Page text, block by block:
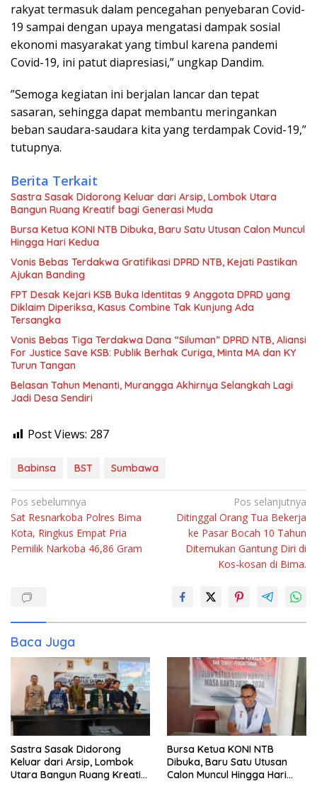
rakyat termasuk dalam pencegahan penyebaran Covid-
19 sampai dengan upaya mengatasi dampak sosial
ekonomi masyarakat yang timbul karena pandemi
Covid-19, ini patut diapresiasi,” ungkap Dandim.
”Semoga kegiatan ini berjalan lancar dan tepat
sasaran, sehingga dapat membantu meringankan
beban saudara-saudara kita yang terdampak Covid-19,”
tutupnya.
Berita Terkait
Sastra Sasak Didorong Keluar dari Arsip, Lombok Utara
Bangun Ruang Kreatif bagi Generasi Muda
Bursa Ketua KONI NTB Dibuka, Baru Satu Utusan Calon Muncul
Hingga Hari Kedua
Vonis Bebas Terdakwa Gratifikasi DPRD NTB, Kejati Pastikan
Ajukan Banding
FPT Desak Kejari KSB Buka Identitas 9 Anggota DPRD yang
Diklaim Diperiksa, Kasus Combine Tak Kunjung Ada
Tersangka
Vonis Bebas Tiga Terdakwa Dana “Siluman” DPRD NTB, Aliansi
For Justice Save KSB: Publik Berhak Curiga, Minta MA dan KY
Turun Tangan
Belasan Tahun Menanti, Murangga Akhirnya Selangkah Lagi
Jadi Desa Sendiri
Post Views: 287
Babinsa BST Sumbawa
Navigasi
pos
Pos sebelumnya
Sat Resnarkoba Polres Bima
Kota, Ringkus Empat Pria
Pemilik Narkoba 46,86 Gram
Pos selanjutnya
Ditinggal Orang Tua Bekerja
ke Pasar Bocah 10 Tahun
Ditemukan Gantung Diri di
Kos-kosan di Bima.
Baca Juga
Sastra Sasak Didorong
Keluar dari Arsip, Lombok
Utara Bangun Ruang Kreatif
Bursa Ketua KONI NTB
Dibuka, Baru Satu Utusan
Calon Muncul Hingga Hari